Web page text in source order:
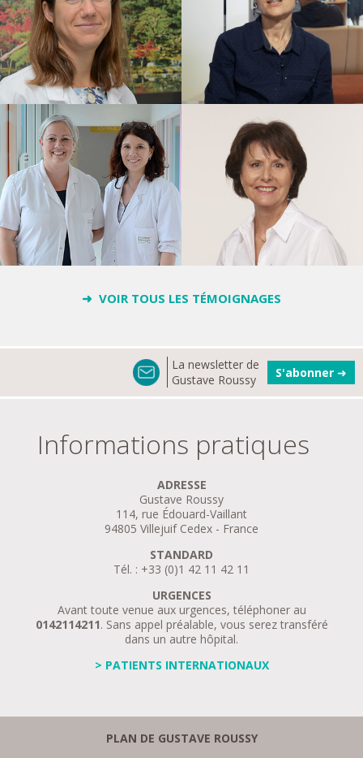
➜ VOIR TOUS LES TÉMOIGNAGES
La newsletter de
Gustave Roussy
S'abonner ➜
Informations pratiques
ADRESSE
Gustave Roussy
114, rue Édouard-Vaillant
94805 Villejuif Cedex - France
STANDARD
Tél. : +33 (0)1 42 11 42 11
URGENCES
Avant toute venue aux urgences, téléphoner au
0142114211. Sans appel préalable, vous serez transféré
dans un autre hôpital.
> PATIENTS INTERNATIONAUX
PLAN DE GUSTAVE ROUSSY